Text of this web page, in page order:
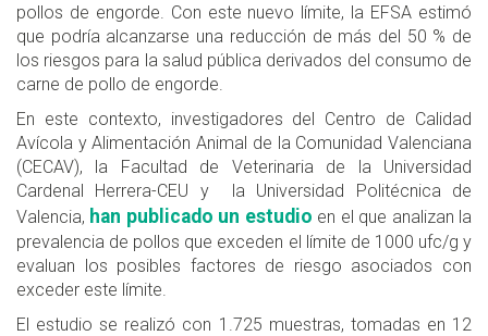
pollos de engorde. Con este nuevo límite, la EFSA estimó
que podría alcanzarse una reducción de más del 50 % de
los riesgos para la salud pública derivados del consumo de
carne de pollo de engorde.
En este contexto, investigadores del Centro de Calidad
Avícola y Alimentación Animal de la Comunidad Valenciana
(CECAV), la Facultad de Veterinaria de la Universidad
Cardenal Herrera-CEU y la Universidad Politécnica de
Valencia, han publicado un estudio en el que analizan la
prevalencia de pollos que exceden el límite de 1000 ufc/g y
evaluan los posibles factores de riesgo asociados con
exceder este límite.
El estudio se realizó con 1.725 muestras, tomadas en 12